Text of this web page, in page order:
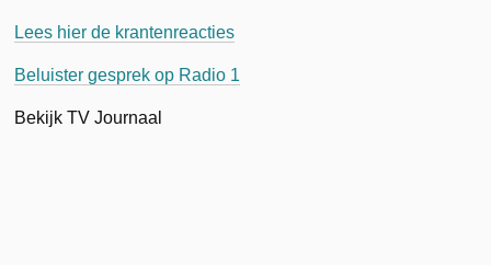
Lees hier de krantenreacties
Beluister gesprek op Radio 1
Bekijk TV Journaal